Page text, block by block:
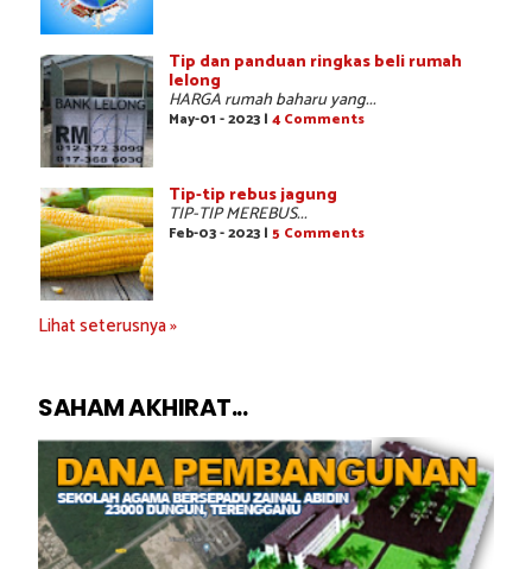
Tip dan panduan ringkas beli rumah
lelong
HARGA rumah baharu yang...
May-01 - 2023 | 4 Comments
Tip-tip rebus jagung
TIP-TIP MEREBUS...
Feb-03 - 2023 | 5 Comments
Lihat seterusnya »
SAHAM AKHIRAT...